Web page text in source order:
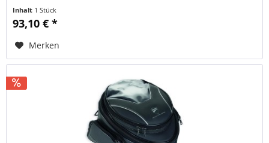
Inhalt 1 Stück
93,10 € *
Merken